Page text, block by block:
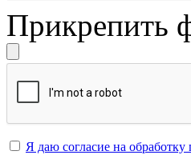
Прикрепить
Я даю согласие на